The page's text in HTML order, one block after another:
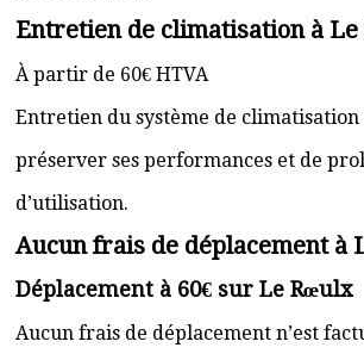
Entretien de climatisation à
À partir de 60€ HTVA
Entretien du système de climatisation
préserver ses performances et de
d’utilisation.
Aucun frais de déplacement à
Déplacement à 60€ sur Le Rœulx
Aucun frais de déplacement n’est